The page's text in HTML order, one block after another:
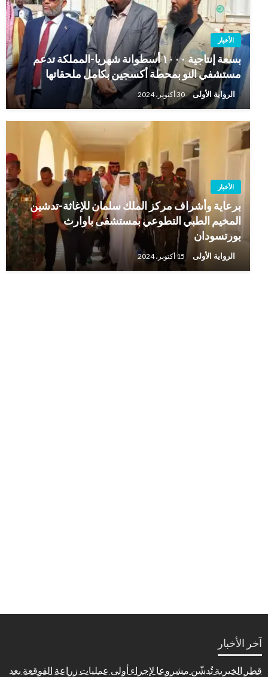
الأخبار
بسعة إنتاجية ١٠٠٠ أسطوانة شهريا-المملكة تدعم
مستشفي النو بمحطة أكسجين بكامل ملحقاتها
الرواية الأولى 30 أكتوبر، 2024
الأخبار
برعاية وأشراف مركز الملك سلمان للإغاثة-تدشين
المخيم الطبي التطوعي بمستشفى باوارث
بورتسودان
الرواية الأولى 15 أكتوبر، 2024
آخر الأخبار
قطر الخيرية تُدشّن مشروعا لإجراء أولى عمليات زراعة القوقعة بعد